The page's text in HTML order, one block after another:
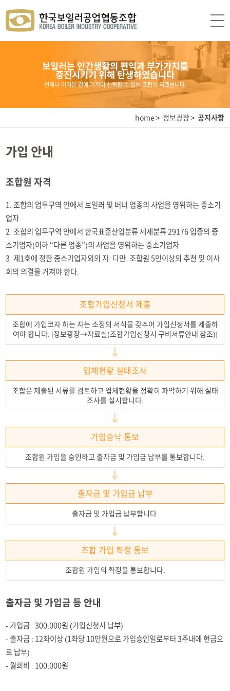
보일러는 인간생활의 편익과 부가가치를
증진시키기 위해 탄생하였습니다
언제나 여러분 곁에 가까이 신뢰할 수 있는 조합이 되겠습니다.
home 정보광장 공지사항
가입 안내
조합원 자격
1. 조합의 업무구역 안에서 보일러 및 버너 업종의 사업을 영위하는 중소기
업자
2. 조합의 업무구역 안에서 한국표준산업분류 세세분류 29176 업종의 중
소기업자(이하 “다른 업종”)의 사업을 영위하는 중소기업자
3. 제1호에 정한 중소기업자외의 자. 다만, 조합원 5인이상의 추천 및 이사
회의 의결을 거쳐야 한다.
조합가입신청서 제출
조합에 가입코자 하는 자는 소정의 서식을 갖추어 가입신청서를 제출하
여야 합니다. [정보광장→자료실(조합가입신청시 구비서류안내 참조)]
업체현황 실태조사
조합은 제출된 서류를 검토하고 업체현황을 정확히 파악하기 위해 실태
조사를 실시합니다.
가입승낙 통보
조합원 가입을 승인하고 출자금 및 가입금 납부를 통보합니다.
출자금 및 가입금 납부
출자금 및 가입금 납부합니다.
조합 가입 확정 통보
조합원 가입의 확정을 통보합니다.
출자금 및 가입금 등 안내
- 가입금 : 300,000원 (가입신청시 납부)
- 출자금 : 12좌이상 (1좌당 10만원으로 가입승인일로부터 3주내에 현금으
로 납부)
- 월회비 : 100,000원